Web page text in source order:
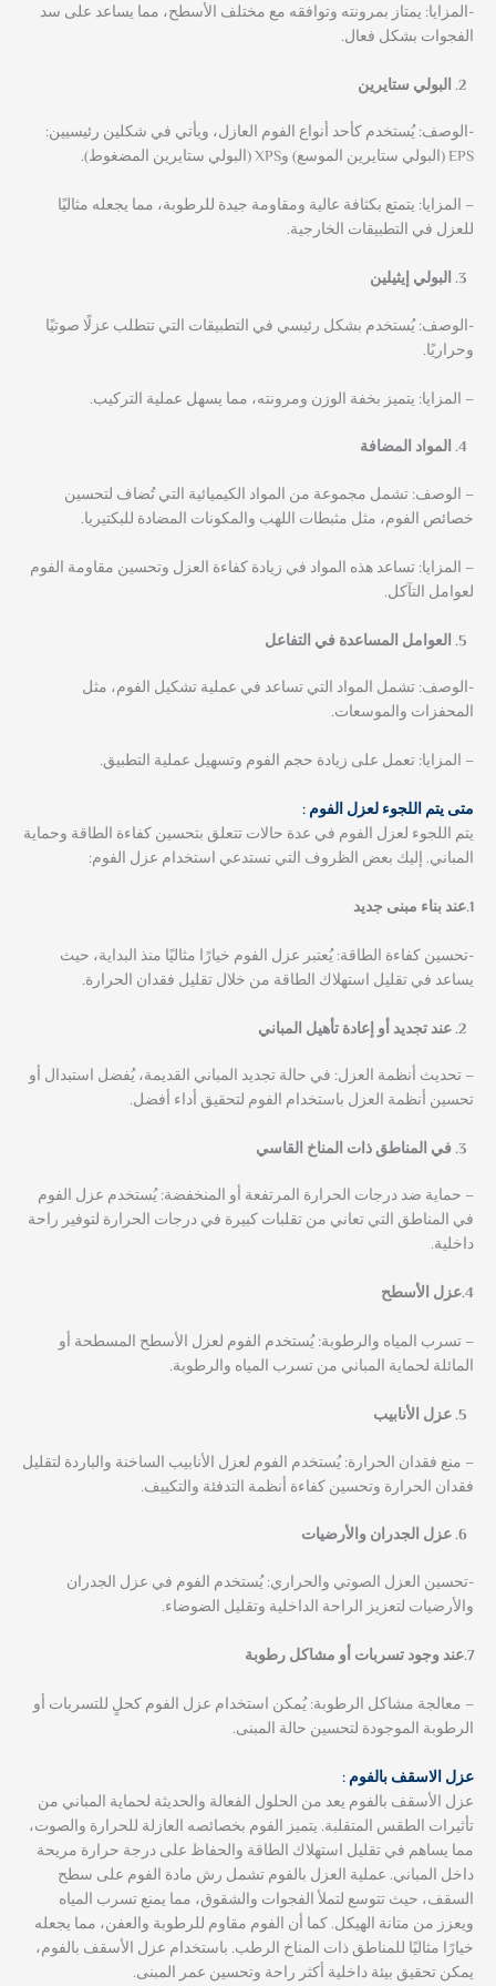
-المزايا: يمتاز بمرونته وتوافقه مع مختلف الأسطح، مما يساعد على سد
الفجوات بشكل فعال.
البولي ستايرين
-الوصف: يُستخدم كأحد أنواع الفوم العازل، ويأتي في شكلين رئيسيين:
EPS (البولي ستايرين الموسع) وXPS (البولي ستايرين المضغوط).
– المزايا: يتمتع بكثافة عالية ومقاومة جيدة للرطوبة، مما يجعله مثاليًا
للعزل في التطبيقات الخارجية.
البولي إيثيلين
-الوصف: يُستخدم بشكل رئيسي في التطبيقات التي تتطلب عزلًا صوتيًا
وحراريًا.
– المزايا: يتميز بخفة الوزن ومرونته، مما يسهل عملية التركيب.
المواد المضافة
– الوصف: تشمل مجموعة من المواد الكيميائية التي تُضاف لتحسين
خصائص الفوم، مثل مثبطات اللهب والمكونات المضادة للبكتيريا.
– المزايا: تساعد هذه المواد في زيادة كفاءة العزل وتحسين مقاومة الفوم
لعوامل التآكل.
العوامل المساعدة في التفاعل
-الوصف: تشمل المواد التي تساعد في عملية تشكيل الفوم، مثل
المحفزات والموسعات.
– المزايا: تعمل على زيادة حجم الفوم وتسهيل عملية التطبيق.
متى يتم اللجوء لعزل الفوم :
يتم اللجوء لعزل الفوم في عدة حالات تتعلق بتحسين كفاءة الطاقة وحماية
المباني. إليك بعض الظروف التي تستدعي استخدام عزل الفوم:
1.عند بناء مبنى جديد
-تحسين كفاءة الطاقة: يُعتبر عزل الفوم خيارًا مثاليًا منذ البداية، حيث
يساعد في تقليل استهلاك الطاقة من خلال تقليل فقدان الحرارة.
عند تجديد أو إعادة تأهيل المباني
– تحديث أنظمة العزل: في حالة تجديد المباني القديمة، يُفضل استبدال أو
تحسين أنظمة العزل باستخدام الفوم لتحقيق أداء أفضل.
في المناطق ذات المناخ القاسي
– حماية ضد درجات الحرارة المرتفعة أو المنخفضة: يُستخدم عزل الفوم
في المناطق التي تعاني من تقلبات كبيرة في درجات الحرارة لتوفير راحة
داخلية.
4.عزل الأسطح
– تسرب المياه والرطوبة: يُستخدم الفوم لعزل الأسطح المسطحة أو
المائلة لحماية المباني من تسرب المياه والرطوبة.
عزل الأنابيب
– منع فقدان الحرارة: يُستخدم الفوم لعزل الأنابيب الساخنة والباردة لتقليل
فقدان الحرارة وتحسين كفاءة أنظمة التدفئة والتكييف.
عزل الجدران والأرضيات
-تحسين العزل الصوتي والحراري: يُستخدم الفوم في عزل الجدران
والأرضيات لتعزيز الراحة الداخلية وتقليل الضوضاء.
7.عند وجود تسربات أو مشاكل رطوبة
– معالجة مشاكل الرطوبة: يُمكن استخدام عزل الفوم كحلٍ للتسربات أو
الرطوبة الموجودة لتحسين حالة المبنى.
عزل الاسقف بالفوم :
عزل الأسقف بالفوم يعد من الحلول الفعالة والحديثة لحماية المباني من
تأثيرات الطقس المتقلبة. يتميز الفوم بخصائصه العازلة للحرارة والصوت،
مما يساهم في تقليل استهلاك الطاقة والحفاظ على درجة حرارة مريحة
داخل المباني. عملية العزل بالفوم تشمل رش مادة الفوم على سطح
السقف، حيث تتوسع لتملأ الفجوات والشقوق، مما يمنع تسرب المياه
ويعزز من متانة الهيكل. كما أن الفوم مقاوم للرطوبة والعفن، مما يجعله
خيارًا مثاليًا للمناطق ذات المناخ الرطب. باستخدام عزل الأسقف بالفوم،
يمكن تحقيق بيئة داخلية أكثر راحة وتحسين عمر المبنى.